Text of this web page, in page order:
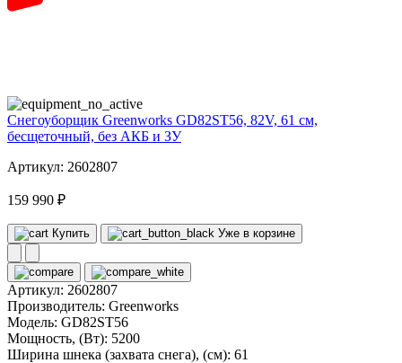
Снегоуборщик Greenworks GD82ST56, 82V, 61 см,
бесщеточный, без АКБ и ЗУ
Артикул: 2602807
159 990 ₽
Купить Уже в корзине
Артикул: 2602807
Производитель: Greenworks
Модель: GD82ST56
Мощность, (Вт): 5200
Ширина шнека (захвата снега), (см): 61